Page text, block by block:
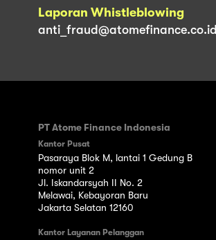
Laporan Whistleblowing
anti_fraud@atomefinance.co.id
PT Atome Finance Indonesia
Kantor Pusat
Pasaraya Blok M, lantai 1 Gedung B
nomor unit 2
Jl. Iskandarsyah II No. 2
Melawai, Kebayoran Baru
Jakarta Selatan 12160
Kantor Layanan Pelanggan